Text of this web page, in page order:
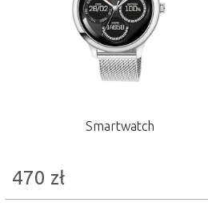
Smartwatch
470 zł